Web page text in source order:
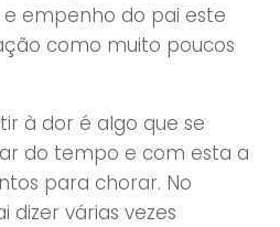
empenho do pai este
como muito poucos
à dor é algo que se
do tempo e com esta a
para chorar. No
dizer várias vezes